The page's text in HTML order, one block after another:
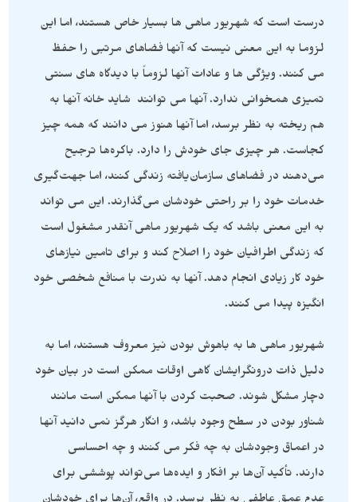
درست است که شهریور ماهی ها بسیار خاص هستند، اما این
لزوما به این معنی نیست که آنها فضاهای مرتبی را حفظ
می کنند. ویژگی ها و عادات آنها لزوماً با دیدگاه های سنتی
تمیزی همخوانی ندارد. آنها می توانند شاید خانه آنها به
هم ریخته به نظر برسد، اما آنها هنوز می دانند که همه چیز
کجاست. هر چیزی جای خودش را دارد. باکره‌ها ترجیح
می‌دهند در فضاهای سازمان‌یافته زندگی کنند، اما جهت‌گیری
خدمات خود را بر راحتی خودشان می‌گذارند. این می تواند
به این معنی باشد که یک شهریور ماهی آنقدر مشغول است
که زندگی اطرافیان خود را اصلاح کند و برای تامین نیازهای
خود کار زیادی انجام دهد. آنها به ندرت با منافع شخصی خود
انگیزه پیدا می کنند.
شهریور ماهی ها به باهوش بودن نیز معروف هستند، اما به
دلیل ذات درونگرایشان گاهی اوقات ممکن است در بیان خود
دچار مشکل شوند. صحبت کردن با آنها ممکن است مانند
شناور بودن در سطح وجود باشد، و انگار هرگز نمی دانید آنها
در اعماق وجودشان به چه فکر می کنند و چه احساسی
دارند. تأکید آن‌ها بر افکار و ایده‌ها می‌تواند پوششی برای